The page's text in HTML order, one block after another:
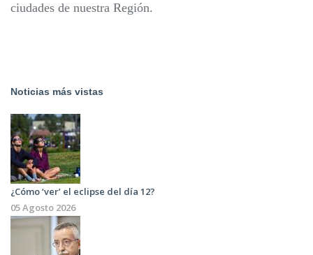
ciudades de nuestra Región.
Noticias más vistas
¿Cómo ‘ver’ el eclipse del día 12?
05 Agosto 2026